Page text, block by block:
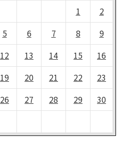
1
2
5 6 7 8
9
12 13 14 15
16
19 20 21 22
23
26 27 28 29
30